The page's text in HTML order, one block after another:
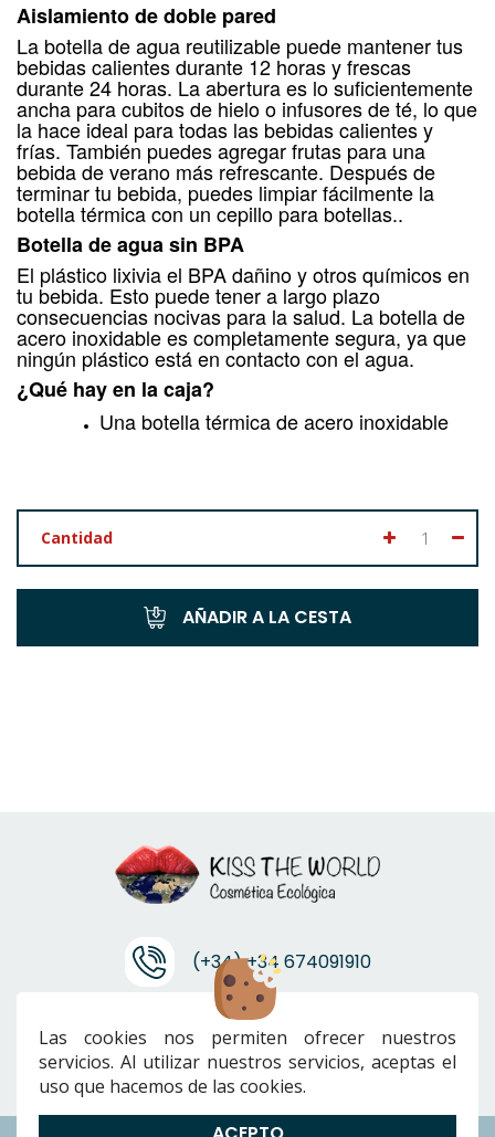
Aislamiento de doble pared
La botella de agua reutilizable puede mantener tus
bebidas calientes durante 12 horas y frescas
durante 24 horas. La abertura es lo suficientemente
ancha para cubitos de hielo o infusores de té, lo que
la hace ideal para todas las bebidas calientes y
frías. También puedes agregar frutas para una
bebida de verano más refrescante. Después de
terminar tu bebida, puedes limpiar fácilmente la
botella térmica con un cepillo para botellas..
Botella de agua sin BPA
El plástico lixivia el BPA dañino y otros químicos en
tu bebida. Esto puede tener a largo plazo
consecuencias nocivas para la salud. La botella de
acero inoxidable es completamente segura, ya que
ningún plástico está en contacto con el agua.
¿Qué hay en la caja?
Una botella térmica de acero inoxidable
Cantidad
AÑADIR A LA CESTA
(+34) +34 674091910
info@ktwcanarias.com
Las cookies nos permiten ofrecer nuestros
servicios. Al utilizar nuestros servicios, aceptas el
uso que hacemos de las cookies.